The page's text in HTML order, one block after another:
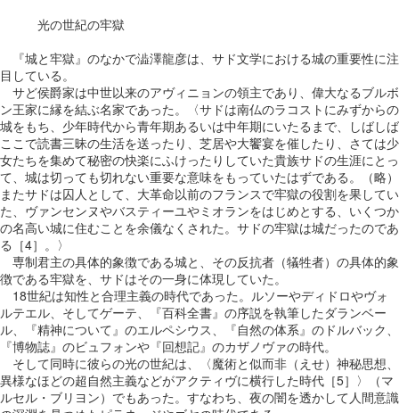
光の世紀の牢獄
『城と牢獄』のなかで澁澤龍彦は、サド文学における城の重要性に注
目している。
サど侯爵家は中世以来のアヴィニョンの領主であり、偉大なるブルボ
ン王家に縁を結ぶ名家であった。〈サドは南仏のラコストにみずからの
城をもち、少年時代から青年期あるいは中年期にいたるまで、しばしば
ここで読書三昧の生活を送ったり、芝居や大饗宴を催したり、さては少
女たちを集めて秘密の快楽にふけったりしていた貴族サドの生涯にとっ
て、城は切っても切れない重要な意味をもっていたはずである。（略）
またサドは囚人として、大革命以前のフランスで牢獄の役割を果してい
た、ヴァンセンヌやバスティーユやミオランをはじめとする、いくつか
の名高い城に住むことを余儀なくされた。サドの牢獄は城だったのであ
る［4］。〉
専制君主の具体的象徴である城と、その反抗者（犠牲者）の具体的象
徴である牢獄を、サドはその一身に体現していた。
18世紀は知性と合理主義の時代であった。ルソーやディドロやヴォ
ルテエル、そしてゲーテ、『百科全書』の序説を執筆したダランベー
ル、『精神について』のエルペシウス、『自然の体系』のドルバック、
『博物誌』のビュフォンや『回想記』のカザノヴァの時代。
そして同時に彼らの光の世紀は、〈魔術と似而非（えせ）神秘思想、
異様なほどの超自然主義などがアクティヴに横行した時代［5］〉（マ
ルセル・ブリヨン）でもあった。すなわち、夜の闇を透かして人間意識